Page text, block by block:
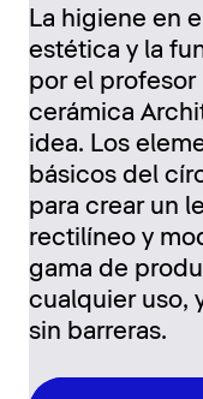
La higiene en
estética y la
por el profesor
cerámica
idea. Los
básicos del
para crear un
rectilíneo y
gama de
cualquier uso,
sin barreras.